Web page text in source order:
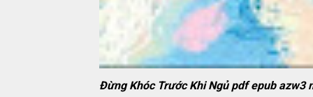
Đừng Khóc Trước Khi Ngủ pdf epub azw3